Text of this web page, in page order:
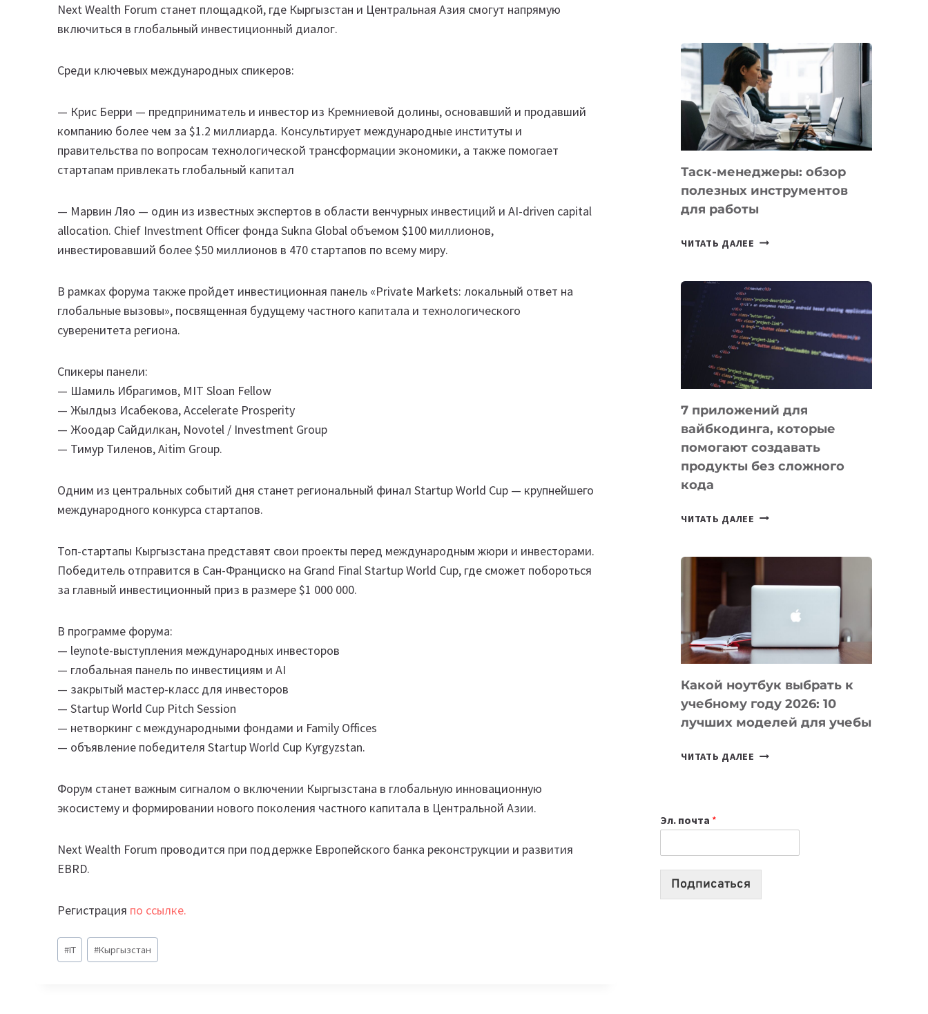
Next Wealth Forum станет площадкой, где Кыргызстан и Центральная Азия смогут напрямую
включиться в глобальный инвестиционный диалог.
Среди ключевых международных спикеров:
— Крис Берри — предприниматель и инвестор из Кремниевой долины, основавший и продавший
компанию более чем за $1.2 миллиарда. Консультирует международные институты и
правительства по вопросам технологической трансформации экономики, а также помогает
стартапам привлекать глобальный капитал
— Марвин Ляо — один из известных экспертов в области венчурных инвестиций и AI-driven capital
allocation. Chief Investment Officer фонда Sukna Global объемом $100 миллионов,
инвестировавший более $50 миллионов в 470 стартапов по всему миру.
В рамках форума также пройдет инвестиционная панель «Private Markets: локальный ответ на
глобальные вызовы», посвященная будущему частного капитала и технологического
суверенитета региона.
Спикеры панели:
— Шамиль Ибрагимов, MIT Sloan Fellow
— Жылдыз Исабекова, Accelerate Prosperity
— Жоодар Сайдилкан, Novotel / Investment Group
— Тимур Тиленов, Aitim Group.
Одним из центральных событий дня станет региональный финал Startup World Cup — крупнейшего
международного конкурса стартапов.
Топ-стартапы Кыргызстана представят свои проекты перед международным жюри и инвесторами.
Победитель отправится в Сан-Франциско на Grand Final Startup World Cup, где сможет побороться
за главный инвестиционный приз в размере $1 000 000.
В программе форума:
— leynote-выступления международных инвесторов
— глобальная панель по инвестициям и AI
— закрытый мастер-класс для инвесторов
— Startup World Cup Pitch Session
— нетворкинг с международными фондами и Family Offices
— объявление победителя Startup World Cup Kyrgyzstan.
Форум станет важным сигналом о включении Кыргызстана в глобальную инновационную
экосистему и формировании нового поколения частного капитала в Центральной Азии.
Next Wealth Forum проводится при поддержке Европейского банка реконструкции и развития
EBRD.
Регистрация по ссылке.
Метки
записи:
#IT #Кыргызстан
НОВЫЕ
ПРЕДМЕТЫ
ПО
ИСКУССТВЕННОМУ
ИНТЕЛЛЕКТУ
Таск-менеджеры: обзор
полезных инструментов
для работы
ЧИТАТЬ ДАЛЕЕ ТАСК-
ПОЛЕЗНЫХ
ИНСТРУМЕНТОВ
ДЛЯ
РАБОТЫ
7 приложений для
вайбкодинга, которые
помогают создавать
продукты без сложного
кода
ЧИТАТЬ ДАЛЕЕ
КОТОРЫЕ
СОЗДАВАТЬ
БЕЗ
КОДА
Какой ноутбук выбрать к
учебному году 2026: 10
лучших моделей для учебы
ЧИТАТЬ ДАЛЕЕ КАКОЙ
2026:
10
Эл. почта *
Подписаться